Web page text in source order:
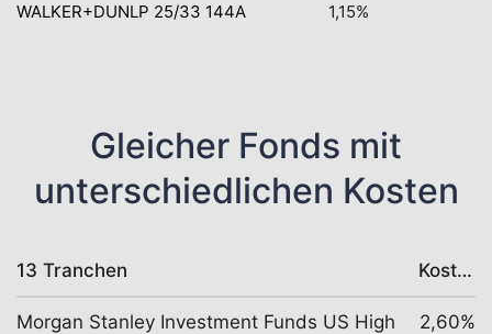
WALKER+DUNLP 25/33 144A
1,15%
Gleicher Fonds mit
unterschiedlichen Kosten
13 Tranchen Kosten
Morgan Stanley Investment Funds US High
2,60%